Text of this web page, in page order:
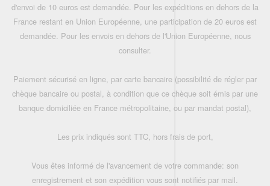
d'envoi de 10 euros est demandée. Pour les expéditions en dehors de la
France restant en Union Européenne, une participation de 20 euros est
demandée. Pour les envois en dehors de l'Union Européenne, nous
consulter.
Paiement sécurisé en ligne, par carte bancaire (possibilité de régler par
chèque bancaire ou postal, à condition que ce chèque soit émis par une
banque domiciliée en France métropolitaine, ou par mandat postal),
Les prix indiqués sont TTC, hors frais de port,
Vous êtes informé de l'avancement de votre commande: son
enregistrement et son expédition vous sont notifiés par mail.